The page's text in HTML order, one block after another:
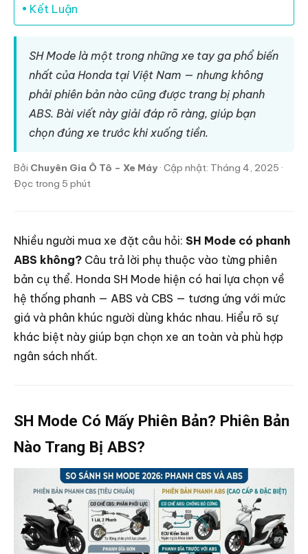
Kết Luận
SH Mode là một trong những xe tay ga phổ biến
nhất của Honda tại Việt Nam — nhưng không
phải phiên bản nào cũng được trang bị phanh
ABS. Bài viết này giải đáp rõ ràng, giúp bạn
chọn đúng xe trước khi xuống tiền.
Bởi Chuyên Gia Ô Tô – Xe Máy · Cập nhật: Tháng 4, 2025 ·
Đọc trong 5 phút
Nhiều người mua xe đặt câu hỏi: SH Mode có phanh
ABS không? Câu trả lời phụ thuộc vào từng phiên
bản cụ thể. Honda SH Mode hiện có hai lựa chọn về
hệ thống phanh — ABS và CBS — tương ứng với mức
giá và phân khúc người dùng khác nhau. Hiểu rõ sự
khác biệt này giúp bạn chọn xe an toàn và phù hợp
ngân sách nhất.
SH Mode Có Mấy Phiên Bản? Phiên Bản
Nào Trang Bị ABS?